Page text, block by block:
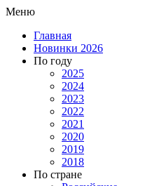
Меню
Главная
Новинки 2026
По году
2025
2024
2023
2022
2021
2020
2019
2018
По стране